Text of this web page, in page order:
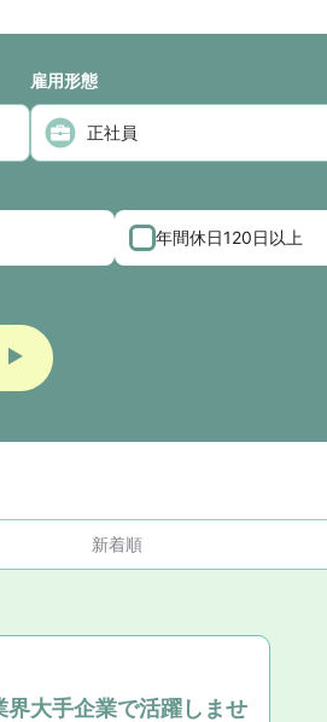
雇用形態
年間休日120日以上
新着順
界大手企業で活躍しませ